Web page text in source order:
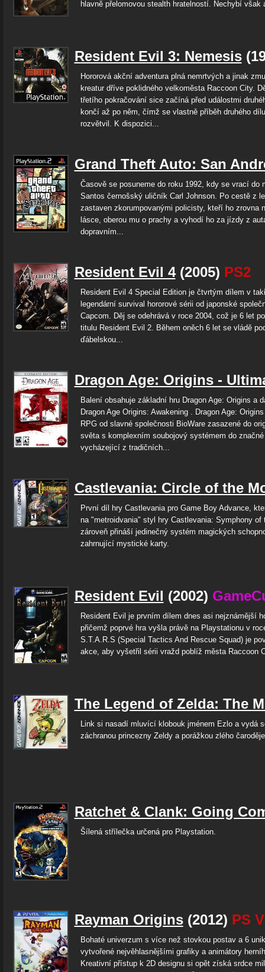
hlavně přelomovou stealth hratelností. Nechybí však
Resident Evil 3: Nemesis
Hororová akční adventura plná nemrtvých a jinak
kreatur dříve poklidného velkoměsta Raccoon City.
třetího pokračování sice začíná před událostmi
končí až po něm, čímž se vlastně příběh druhého
rozvětvil. K dispozici...
Grand Theft Auto: San
Časově se posuneme do roku 1992, kdy se vrací do
Santos černošský uličník Carl Johnson. Po cestě z
zastaven zkorumpovanými policisty, kteří ho zrovna
lásce, oberou mu o prachy a vyhodí ho za jízdy z
dopravním...
Resident Evil 4(2005) PS2
Resident Evil 4 Special Edition je čtvrtým dílem v
legendární survival hororové sérii od japonské
Capcom. Děj se odehrává v roce 2004, což je 6 let
titulu Resident Evil 2. Během oněch 6 let se vládě
ďábelskou...
Dragon Age: Origins -
Balení obsahuje základní hru Dragon Age: Origins a
Dragon Age Origins: Awakening . Dragon Age:
RPG od slavné společnosti BioWare zasazené do
světa s komplexním soubojový systémem do
vycházející z tradičních...
Castlevania: Circle of the
První díl hry Castlevania pro Game Boy Advance,
na "metroidvania" styl hry Castlevania: Symphony of
zároveň přináší jedinečný systém magických
zahrnující mystické karty.
Resident Evil (2002)
Resident Evil je prvním dílem dnes asi nejznámější
přičemž poprvé hra vyšla právě na Playstationu v
S.T.A.R.S (Special Tactics And Rescue Squad) je
akce, aby vyšetřil sérii vražd poblíž města Raccoon
The Legend of Zelda: The
Link si nasadí mluvící klobouk jménem Ezlo a vydá
záchranou princezny Zeldy a porážkou zlého
Ratchet & Clank: Going
Šílená střílečka určená pro Playstation.
Rayman Origins(2012) PS
Bohaté univerzum s více než stovkou postav a 6
vytvořené nejvěhlasnějšími grafiky a animátory
Kreativní přístup k 2D designu si opět získá srdce